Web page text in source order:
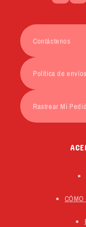
CÓMO
Contáctenos
Política de envíos
Rastrear Mi